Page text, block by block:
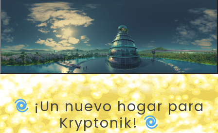
¡Un nuevo hogar para
Kryptonik!